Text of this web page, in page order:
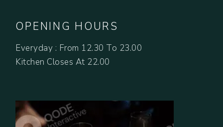
OPENING HOURS
Everyday : From 12.30 To 23.00
Kitchen Closes At 22.00